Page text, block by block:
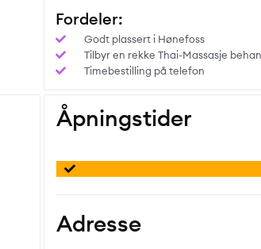
Fordeler:
Godt plassert i Hønefoss
Tilbyr en rekke Thai-Massasje
Timebestilling på telefon
Åpningstider
Adresse